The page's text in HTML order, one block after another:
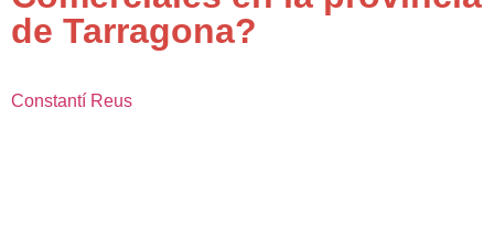
de Tarragona?
Constantí Reus